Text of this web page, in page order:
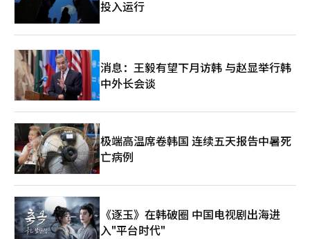
投入运行
消息：王毅有望下月访韩 与赵显举行韩
中外长会谈
极端高温席卷韩国 连续五天报告中暑死
亡病例
《逐玉》在韩破圈 中国电视剧出海进
入"平台时代"